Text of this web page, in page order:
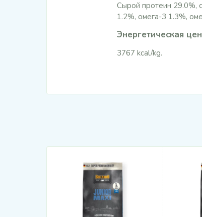
Сырой протеин 29.0%,
1.2%, омега-3 1.3%,
Энергетическая
3767 kcal/kg.